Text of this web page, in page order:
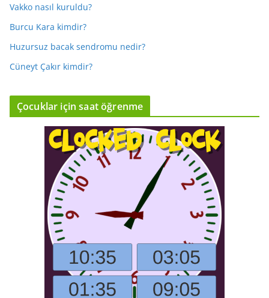
Vakko nasıl kuruldu?
Burcu Kara kimdir?
Huzursuz bacak sendromu nedir?
Cüneyt Çakır kimdir?
Çocuklar için saat öğrenme